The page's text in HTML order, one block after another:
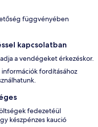
függvényében
kapcsolatban
a vendégeket érkezéskor.
fordításához
fedezetéül
készpénzes kaució